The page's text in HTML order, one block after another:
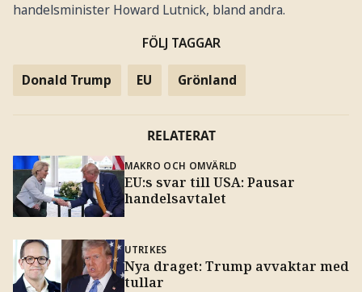
handelsminister Howard Lutnick, bland andra.
FÖLJ TAGGAR
Donald Trump EU Grönland
RELATERAT
MAKRO OCH OMVÄRLD
EU:s svar till USA: Pausar
handelsavtalet
UTRIKES
Nya draget: Trump avvaktar med
tullar